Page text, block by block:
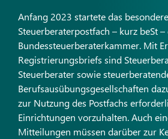
Anfang 2023 startete das
Steuerberaterpostfach – kurz beSt –
Bundessteuerberaterkammer. Mit
Registrierungsbriefs sind
Steuerberater sowie
Berufsausübungsgesellschaften
zur Nutzung des Postfachs
Einrichtungen vorzuhalten. Auch
Mitteilungen müssen darüber zur